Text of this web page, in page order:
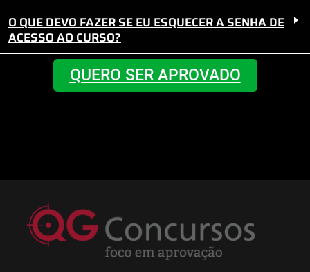
O QUE DEVO FAZER SE EU ESQUECER A SENHA DE
ACESSO AO CURSO?
QUERO SER APROVADO